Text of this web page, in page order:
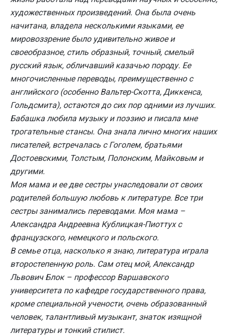
художественных произведений. Она была очень
начитана, владела несколькими языками, ее
мировоззрение было удивительно живое и
своеобразное, стиль образный, точный, смелый
русский язык, обличавший казачью породу. Ее
многочисленные переводы, преимущественно с
английского (особенно Вальтер-Скотта, Диккенса,
Гольдсмита), остаются до сих пор одними из лучших.
Бабашка любила музыку и поэзию и писала мне
трогательные стансы. Она знала лично многих наших
писателей, встречалась с Гоголем, братьями
Достоевскими, Толстым, Полонским, Майковым и
другими.
Моя мама и ее две сестры унаследовали от своих
родителей большую любовь к литературе. Все три
сестры занимались переводами. Моя мама –
Александра Андреевна Кублицкая-Пиоттух с
французского, немецкого и польского.
В семье отца, насколько я знаю, литература играла
второстепенную роль. Сам отец мой, Александр
Львович Блок – профессор Варшавского
университета по кафедре государственного права,
кроме специальной учености, очень образованный
человек, талантливый музыкант, знаток изящной
литературы и тонкий стилист.